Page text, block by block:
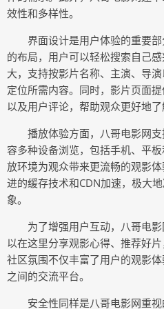
效性和多样性。
界面设计是用户体验的重要
的布局，用户可以轻松搜索自己
大，支持按影片名称、主演、导
定位所需内容。同时，影片页面
以及用户评论，帮助观众更好地
播放体验方面，八哥电影网
容多种设备浏览，包括手机、平
放环境为观众带来更流畅的观影
进的缓存技术和CDN加速，极大
象。
为了增强用户互动，八哥电
以在这里分享观影心得、推荐好
社区氛围不仅丰富了用户的观影
之间的交流平台。
安全性同样是八哥电影网重